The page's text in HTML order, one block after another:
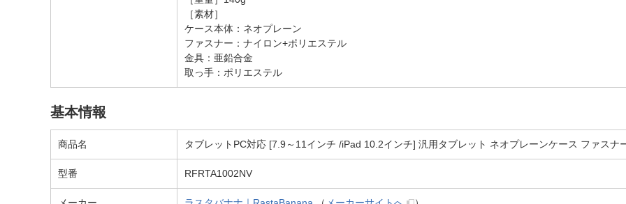
［素材］
ケース本体：ネオプレーン
ファスナー：ナイロン+ポリエステル
金具：亜鉛合金
取っ手：ポリエステル
基本情報
商品名 タブレットPC対応 [7.9～11インチ /iPad 10.2インチ] 汎用タブレット ネオプレーンケース ファスナ
型番 RFRTA1002NV